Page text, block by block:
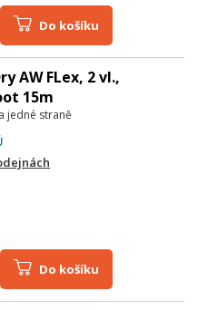
Do košíku
AW FLex, 2 vl.,
15m
jedné straně
Do košíku